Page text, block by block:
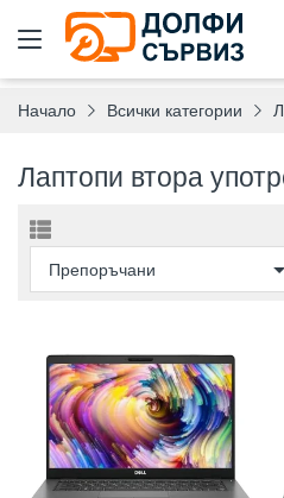
Начало Всички категории
Лаптопи втора